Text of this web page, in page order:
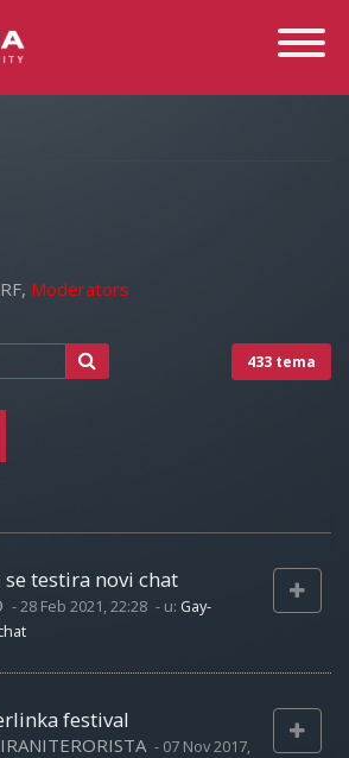
Toggle
, Moderators
433 tema
testira novi chat
-28 Feb 2021, 22:28 - u: Gay-
festival
- 07 Nov 2017,